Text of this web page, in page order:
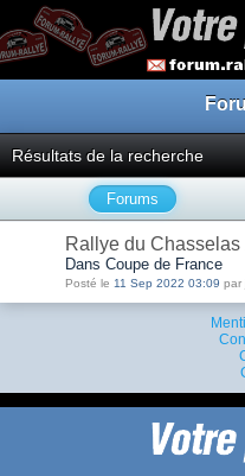
Résultats de la recherche
Forums
Rallye du Chasselas
Dans Coupe de France
Posté le 11 Sep 2022 03:09 par